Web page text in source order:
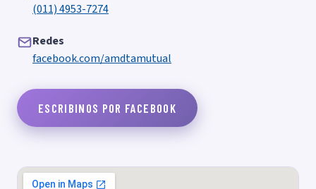
(011) 4953-7274
Redes
facebook.com/amdtamutual
ESCRIBINOS POR FACEBOOK